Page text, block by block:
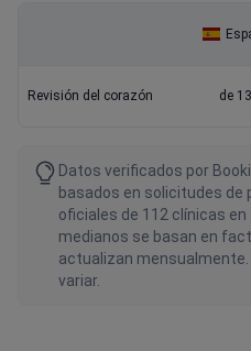
Revisión del corazón de
Datos verificados por
basados en solicitudes
oficiales de 112 clínicas
medianos se basan en
actualizan
variar.